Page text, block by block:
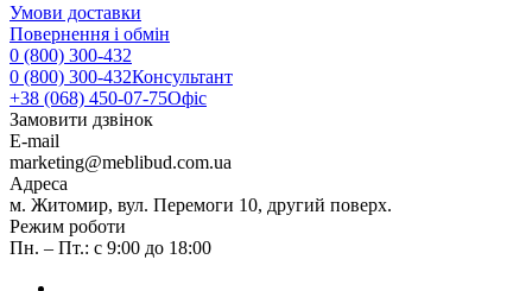
Умови доставки
Повернення і обмін
0 (800) 300-432
0 (800) 300-432Консультант
+38 (068) 450-07-75Офіс
Замовити дзвінок
E-mail
marketing@meblibud.com.ua
Адреса
м. Житомир, вул. Перемоги 10, другий поверх.
Режим роботи
Пн. – Пт.: с 9:00 до 18:00